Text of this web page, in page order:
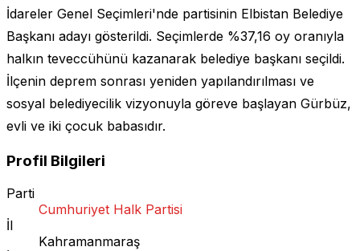
İdareler Genel Seçimleri'nde partisinin Elbistan Belediye
Başkanı adayı gösterildi. Seçimlerde %37,16 oy oranıyla
halkın teveccühünü kazanarak belediye başkanı seçildi.
İlçenin deprem sonrası yeniden yapılandırılması ve
sosyal belediyecilik vizyonuyla göreve başlayan Gürbüz,
evli ve iki çocuk babasıdır.
Profil Bilgileri
Parti
Cumhuriyet Halk Partisi
İl
Kahramanmaraş